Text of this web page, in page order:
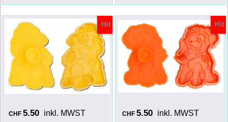
Hit
CHF 5.50 inkl. MWST
Hit
CHF 5.50 inkl. MWST